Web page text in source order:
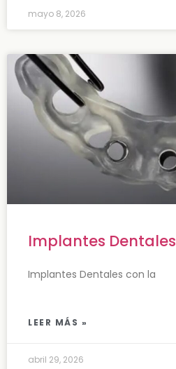
mayo 8, 2026
Implantes Dentales
Implantes Dentales con la
LEER MÁS »
abril 29, 2026